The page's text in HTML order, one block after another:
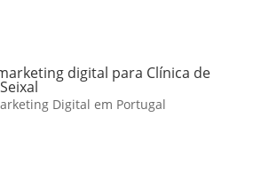
digital para Clínica de
Digital em Portugal